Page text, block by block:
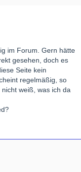
im Forum. Gern hätte
gesehen, doch es
Seite kein
regelmäßig, so
weiß, was ich da